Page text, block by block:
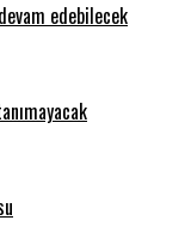
edebilecek